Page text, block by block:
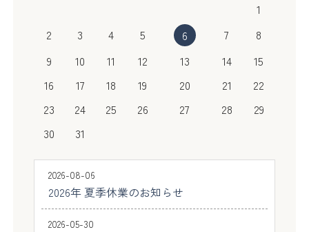
1
2
3 4 5 6 7
8
9
10 11 12 13 14
15
16
17 18 19 20 21
22
23
24 25 26 27 28
29
30
31
2026-08-06
2026年 夏季休業のお知らせ
2026-05-30